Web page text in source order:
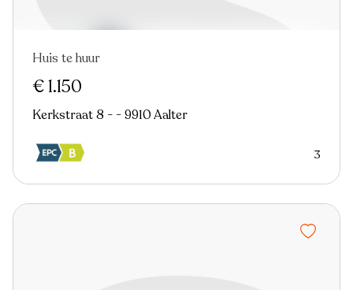
Huis te huur
€ 1.150
Kerkstraat 8 - - 9910 Aalter
3